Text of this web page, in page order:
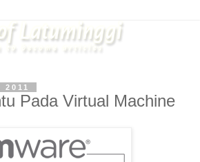
Pada Virtual Machine